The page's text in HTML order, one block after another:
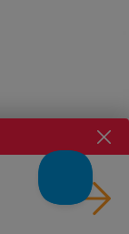
Ieslēdz atpūtu!